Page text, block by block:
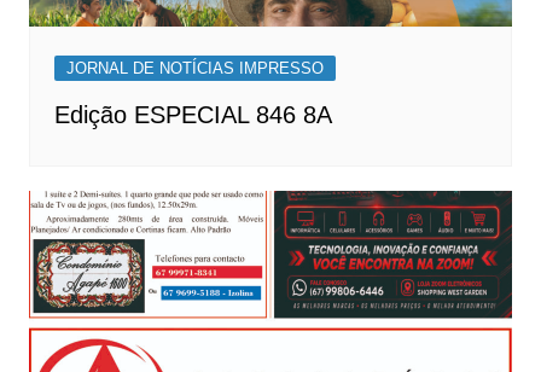
JORNAL DE NOTÍCIAS IMPRESSO
Edição ESPECIAL 846 8A